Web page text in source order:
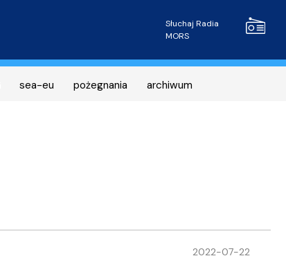
Radio
Słuchaj Radia
MORS
sea-eu pożegnania archiwum
2022-07-22